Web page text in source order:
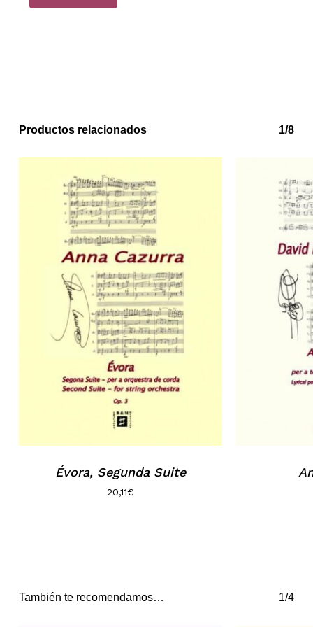
No hay productos en el carrito.
Go to shop
Productos relacionados 1/8
Évora, Segunda Suite
20,11€
También te recomendamos… 1/4